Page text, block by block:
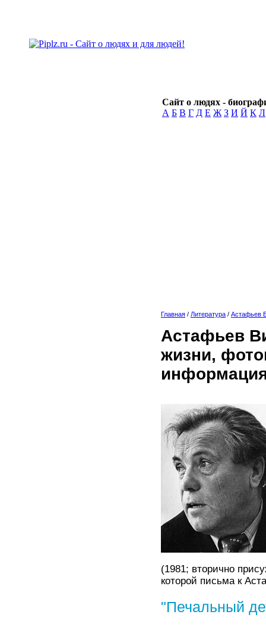
Сайт о людях -
А Б В Г Д Е Ж З И Й К Л
Главная / Литература / Астафьев
Астафьев
жизни,
(1981; вторично
которой письма к
"Печальный